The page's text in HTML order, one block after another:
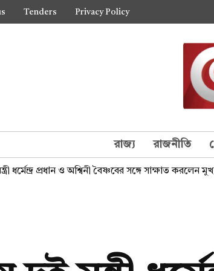
Tenders Privacy Policy
রাজ্য রাজনীতি
ধর্মেন্দ্র প্রধান ও অশ্বিনী বৈষ্ণবের সঙ্গে সাক্ষাত করলেন